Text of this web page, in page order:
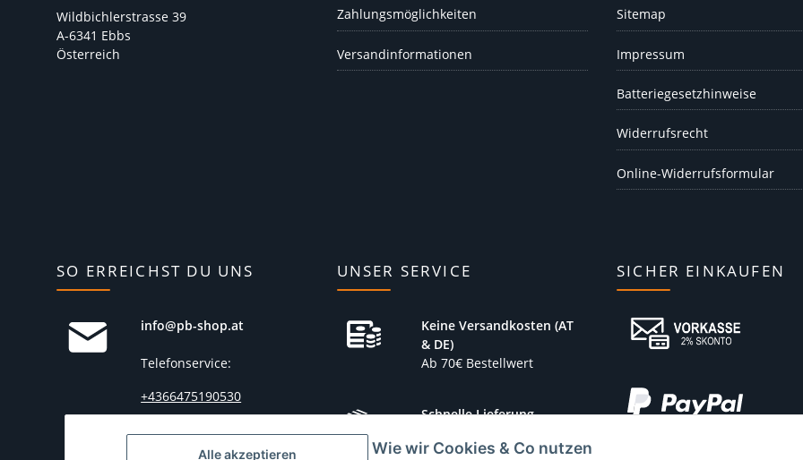
Alle akzeptieren Wie wir Cookies & Co nutzen
Wildbichlerstrasse 39
A-6341 Ebbs
Österreich
Zahlungsmöglichkeiten
Versandinformationen
Sitemap
Impressum
Batteriegesetzhinweise
Widerrufsrecht
Online-Widerrufsformular
SO ERREICHST DU UNS
info@pb-shop.at
Telefonservice:
+4366475190530
15:00 Uhr)
UNSER SERVICE
Keine Versandkosten (AT
& DE)
Ab 70€ Bestellwert
Schnelle Lieferung
SICHER EINKAUFEN